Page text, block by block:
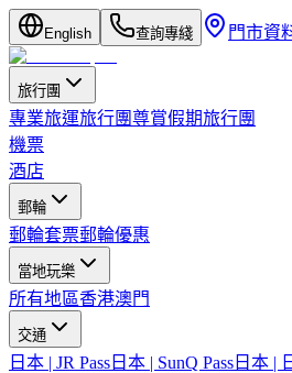
English 查詢專綫 門市資
旅行團
專業旅運旅行團尊賞假期旅行團
機票
酒店
郵輪
郵輪套票郵輪優惠
當地玩樂
所有地區香港澳門
交通
日本 | JR Pass 日本 | SunQ Pass 日本 |